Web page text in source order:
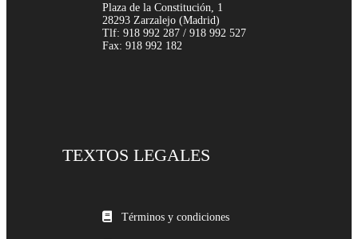
Plaza de la Constitución, 1
28293 Zarzalejo (Madrid)
Tlf: 918 992 287 / 918 992 527
Fax: 918 992 182
TEXTOS LEGALES
Términos y condiciones